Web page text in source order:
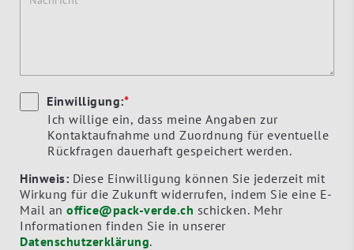
Einwilligung:*
Ich willige ein, dass meine Angaben zur
Kontaktaufnahme und Zuordnung für eventuelle
Rückfragen dauerhaft gespeichert werden.
Hinweis: Diese Einwilligung können Sie jederzeit mit
Wirkung für die Zukunft widerrufen, indem Sie eine E-
Mail an office@pack-verde.ch
Informationen finden Sie in unserer
Datenschutzerklärung.